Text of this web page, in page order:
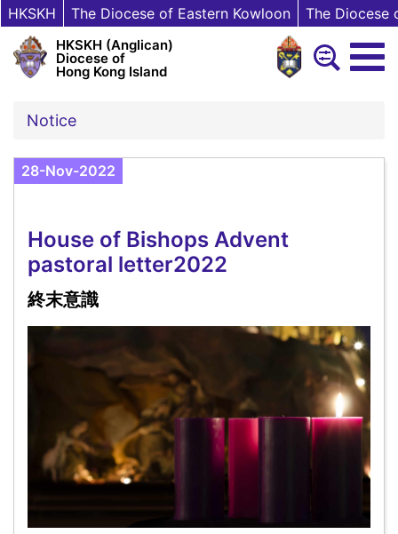
HKSKH The Diocese of Eastern Kowloon The Diocese
HKSKH (Anglican)
Diocese of
Hong Kong Island
Notice
28-Nov-2022
House of Bishops Advent
pastoral letter2022
終末意識